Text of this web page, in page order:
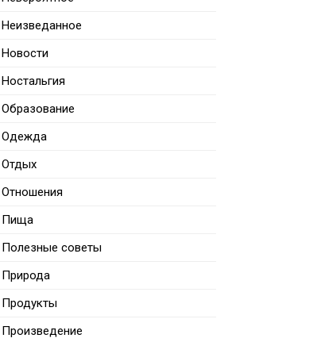
Неизведанное
Новости
Ностальгия
Образование
Одежда
Отдых
Отношения
Пища
Полезные советы
Природа
Продукты
Произведение